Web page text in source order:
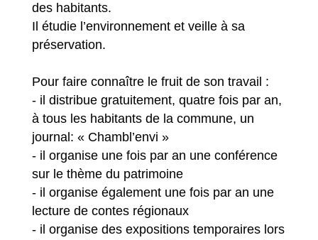
des habitants.
Il étudie l’environnement et veille à sa
préservation.
Pour faire connaître le fruit de son travail :
- il distribue gratuitement, quatre fois par an,
à tous les habitants de la commune, un
journal: « Chambl’envi »
- il organise une fois par an une conférence
sur le thème du patrimoine
- il organise également une fois par an une
lecture de contes régionaux
- il organise des expositions temporaires lors